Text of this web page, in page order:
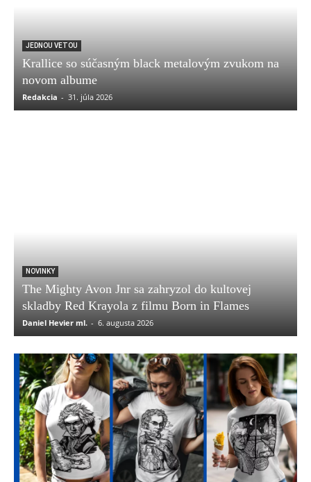
JEDNOU VETOU
Krallice so súčasným black metalovým zvukom na
novom albume
Redakcia - 31. júla 2026
NOVINKY
The Mighty Avon Jnr sa zahryzol do kultovej
skladby Red Krayola z filmu Born in Flames
Daniel Hevier ml. - 6. augusta 2026